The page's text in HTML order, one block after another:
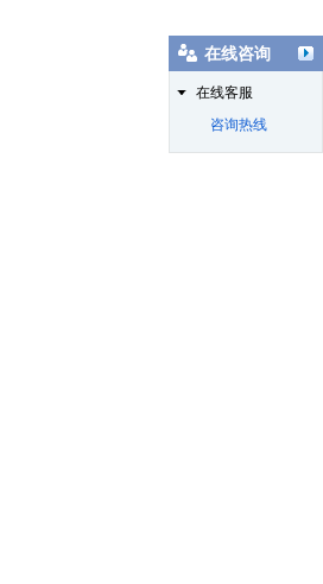
在线咨询
在线客服
咨询热线